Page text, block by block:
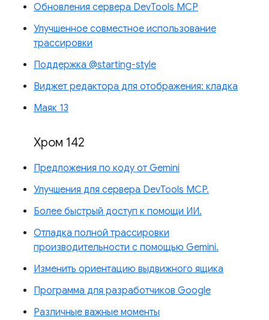
Обновления сервера DevTools MCP
Улучшенное совместное использование
трассировки
Поддержка @starting-style
Виджет редактора для отображения: кладка
Маяк 13
Хром 142
Предложения по коду от Gemini
Улучшения для сервера DevTools MCP.
Более быстрый доступ к помощи ИИ.
Отладка полной трассировки
производительности с помощью Gemini.
Изменить ориентацию выдвижного ящика
Программа для разработчиков Google
Различные важные моменты